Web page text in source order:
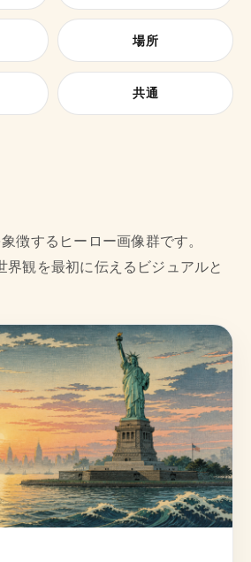
場所
共通
徴するヒーロー画像群です。
観を最初に伝えるビジュアルと